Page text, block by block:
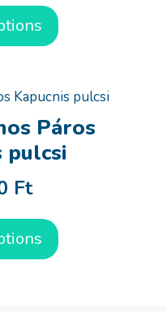
Páros
pulcsi
Ft